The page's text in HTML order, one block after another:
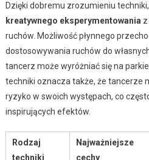
Dzięki dobremu zrozumieniu
kreatywnego eksperymentowaniaz
ruchów. Możliwość płynnego
dostosowywania ruchów do
tancerz może wyróżniać się na
techniki oznacza także, że tancerze
ryzyko w swoich występach, co
inspirujących efektów.
Rodzaj
techniki
Najważniejsze
cechy